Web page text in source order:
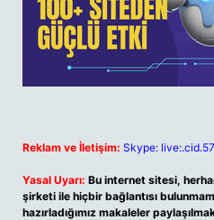
Reklam ve İletişim: Skype:
Yasal Uyarı: Bu internet sitesi,
şirketi ile hiçbir bağlantısı
hazırladığımız makaleler